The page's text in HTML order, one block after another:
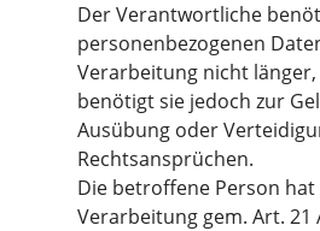
Der Verantwortliche
personenbezogenen
Verarbeitung nicht
benötigt sie jedoch zur
Ausübung oder
Rechtsansprüchen.
Die betroffene Person
Verarbeitung gem. Art. 21